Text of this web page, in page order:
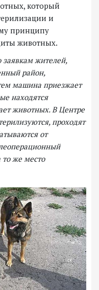
который
и
принципу
животных.
жителей,
район,
машина приезжает
находятся
животных. В Центре
проходят
от
же место